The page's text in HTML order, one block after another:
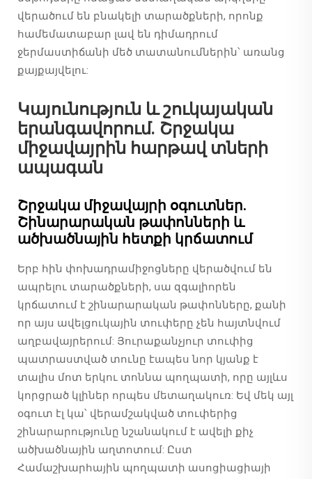
վերածում են բնակելի տարածքների, որոնք
համեմատաբար լավ են դիմադրում
ջերմաստիճանի մեծ տատանումներին՝ առանց
քայքայվելու:
Կայունություն և շուկայական
երանգավորում. Շրջակա
միջավայրին հարթավ տների
ապագան
Շրջակա միջավայրի օգուտներ.
Շինարարական թափոնների և
ածխածնային հետքի կրճատում
Երբ հին փոխադրամիջոցները վերածվում են
ապրելու տարածքների, սա զգալիորեն
կրճատում է շինարարական թափոնները, քանի
որ այս ավելցուկային տուփերը չեն հայտնվում
աղբավայրերում: Յուրաքանչյուր տուփից
պատրաստված տունը էապես նոր կյանք է
տալիս մոտ երկու տոննա պողպատի, որը այլևս
կորցրած կլիներ որպես մետաղակուռ: Եվ մեկ այլ
օգուտ էլ կա՝ վերամշակված տուփերից
շինարարությունը նշանակում է ավելի քիչ
ածխածնային աղտոտում: Ըստ
Համաշխարհային պողպատի ասոցիացիայի